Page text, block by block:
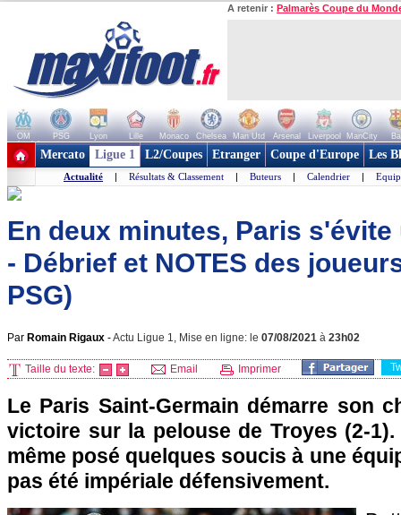
A retenir : Palmarès Coupe du
OM PSG Lyon Lille Monaco Chelsea Man Utd Arsenal Liverpool ManCity
+ de clubs
Mercato Ligue 1 L2/Coupes Etranger Coupe d'Europe Les
Actualité | Résultats & Classement | Buteurs | Calendrier |
En deux minutes, Paris
- Débrief et NOTES des
PSG)
Par Romain Rigaux -Actu Ligue 1, Mise en ligne: le 07/08/2021 à 23h02
Taille du texte: Email Imprimer
Le Paris Saint-Germain démarre son
victoire sur la pelouse de Troyes (2-
même posé quelques soucis à une
pas été impériale défensivement.